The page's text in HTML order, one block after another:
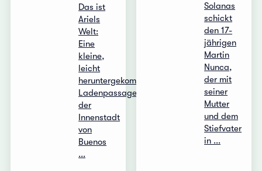
Das ist
Ariels
Welt:
Eine
kleine,
leicht
heruntergekommene
Ladenpassage
der
Innenstadt
von
Buenos
...
Solanas
schickt
den 17-
jährigen
Martin
Nunca,
der mit
seiner
Mutter
und dem
Stiefvater
in ...